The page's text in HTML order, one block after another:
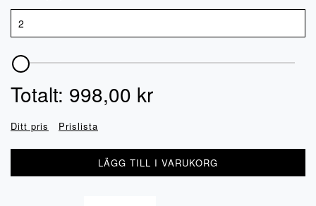
Totalt: 998,00 kr
Ditt pris Prislista
LÄGG TILL I VARUKORG